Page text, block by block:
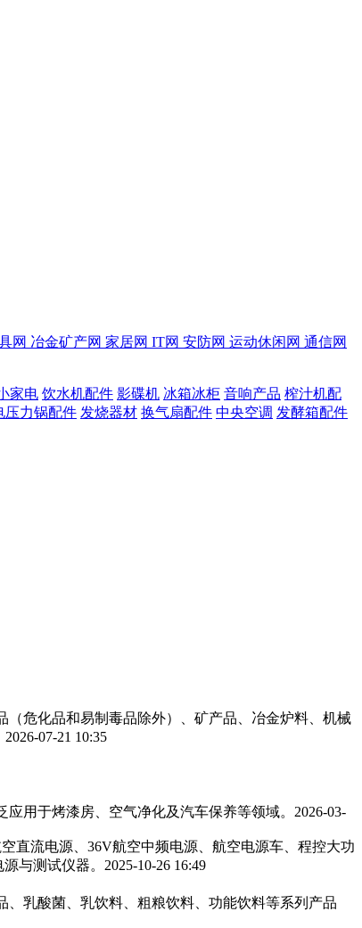
网 冶金矿产网 家居网 IT网 安防网 运动休闲网 通信网
家电 饮水机配件 影碟机 冰箱冰柜 音响产品 榨汁机配
压力锅配件 发烧器材 换气扇配件 中央空调 发酵箱配件
（危化品和易制毒品除外）、矿产品、冶金炉料、机械
2026-07-21 10:35
用于烤漆房、空气净化及汽车保养等领域。‌‌ 2026-03-
直流电源、36V航空中频电源、航空电源车、程控大功
与测试仪器。 2025-10-26 16:49
乳酸菌、乳饮料、粗粮饮料、功能饮料等系列产品